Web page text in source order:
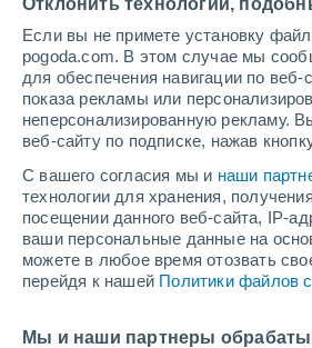
Отклонить технологии,
Если вы не примете установку
pogoda.com. В этом случае мы
для обеспечения навигации по
показа рекламы или
неперсонализированную рекламу.
веб-сайту по подписке, нажав
С вашего согласия мы и наши
технологии для хранения,
посещении данного веб-сайта, IP-
ваши персональные данные на
можете в любое время отозвать
перейдя к нашей Политики файлов
Мы и наши партнеры
Трассы по уровням
сложности
Протяженность
километрах
Открытые трассы
Подъемники